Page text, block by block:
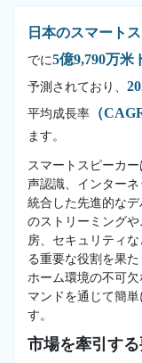
日本のスマート
でに5億9,790万米
予測されており、
平均成長率 （
ます。
スマートスピーカ
声認識、インター
統合した先進的な
のストリーミング
房、セキュリティ
る重要な役割を果
ホーム環境の不可
マンドを通じて簡
す。
市場を牽引する